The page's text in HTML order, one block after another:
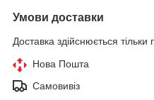
Умови доставки
Доставка здійснюється тільки
Нова Пошта
Самовивіз